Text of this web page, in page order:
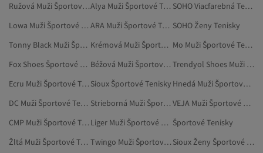
Ružová Muži Športové Tenisky
Alya Muži Športové Tenisky
SOHO Viacfarebná Tenisky
Lowa Muži Športové Tenisky
ARA Muži Športové Tenisky SOHO Ženy Tenisky
Tonny Black Muži Športové Tenisky
Krémová Muži Športové Tenisky
Mo Muži Športové Tenisky
Fox Shoes Športové Tenisky
Béžová Muži Športové Tenisky
Trendyol Shoes Muži Tenisky
Ecru Muži Športové Tenisky Sioux Športové Tenisky
Hnedá Muži Športové Tenisky
DC Muži Športové Tenisky
Strieborná Muži Športové Tenisky
VEJA Muži Športové Tenisky
CMP Muži Športové Tenisky
Liger Muži Športové Tenisky Športové Tenisky
Žltá Muži Športové Tenisky
Twingo Muži Športové Tenisky
Sioux Ženy Športové Tenisky